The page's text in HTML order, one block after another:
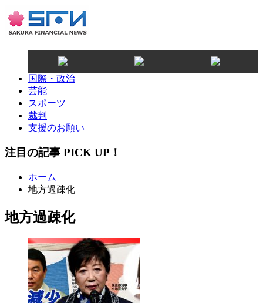
国際・政治
芸能
スポーツ
裁判
支援のお願い
注目の記事 PICK UP！
ホーム
地方過疎化
地方過疎化